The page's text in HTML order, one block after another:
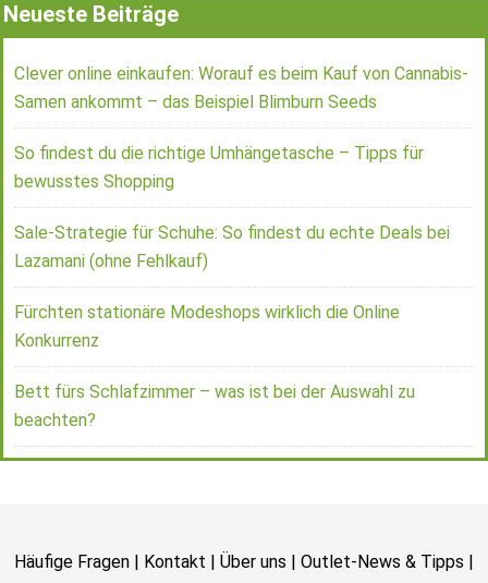
Neueste Beiträge
Clever online einkaufen: Worauf es beim Kauf von Cannabis-
Samen ankommt – das Beispiel Blimburn Seeds
So findest du die richtige Umhängetasche – Tipps für
bewusstes Shopping
Sale-Strategie für Schuhe: So findest du echte Deals bei
Lazamani (ohne Fehlkauf)
Fürchten stationäre Modeshops wirklich die Online
Konkurrenz
Bett fürs Schlafzimmer – was ist bei der Auswahl zu
beachten?
Häufige Fragen | Kontakt | Über uns | Outlet-News & Tipps |